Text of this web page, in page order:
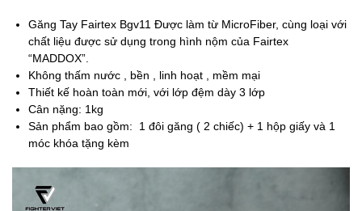
Găng Tay Fairtex Bgv11 Được làm từ MicroFiber, cùng loại với
chất liệu được sử dụng trong hình nộm của Fairtex
“MADDOX”.
Không thấm nước , bền , linh hoạt , mềm mại
Thiết kế hoàn toàn mới, với lớp đệm dày 3 lớp
Cân nặng: 1kg
Sản phẩm bao gồm: 1 đôi găng ( 2 chiếc) + 1 hộp giấy và 1
móc khóa tặng kèm